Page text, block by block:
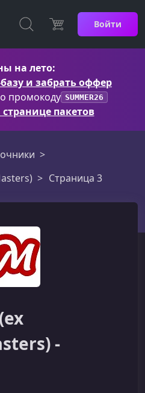
Войти
на лето:
и забрать оффер
промокоду SUMMER26
странице пакетов
Страница 3
-